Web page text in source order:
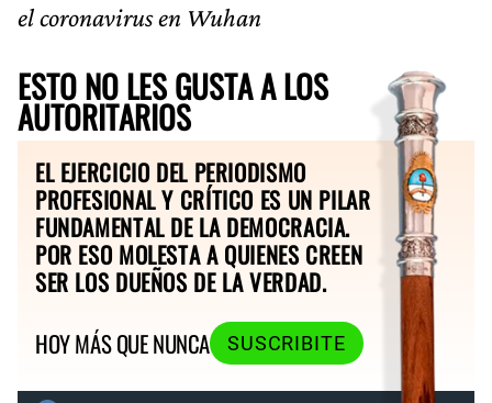
el coronavirus en Wuhan
ESTO NO LES GUSTA A LOS
AUTORITARIOS
EL EJERCICIO DEL PERIODISMO
PROFESIONAL Y CRÍTICO ES UN PILAR
FUNDAMENTAL DE LA DEMOCRACIA.
POR ESO MOLESTA A QUIENES CREEN
SER LOS DUEÑOS DE LA VERDAD.
HOY MÁS QUE NUNCA
SUSCRIBITE